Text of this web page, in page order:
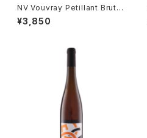
NV Vouvray Petillant Brut /
Dm. Vigneau-Chevreau
¥3,850